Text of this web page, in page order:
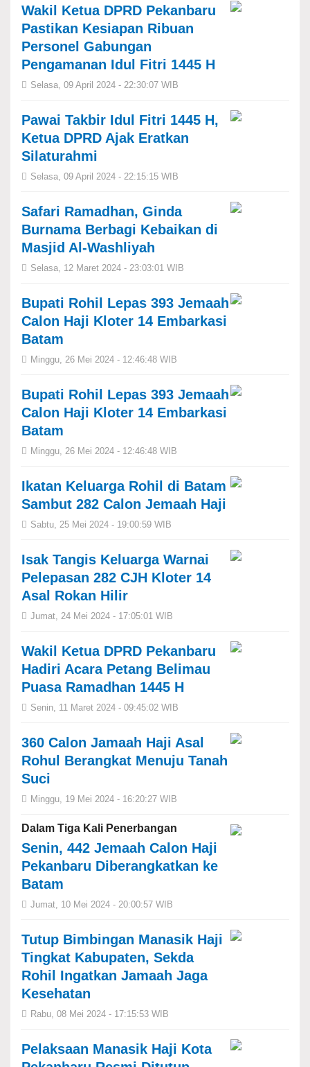
Wakil Ketua DPRD Pekanbaru
Pastikan Kesiapan Ribuan
Personel Gabungan
Pengamanan Idul Fitri 1445 H
Selasa, 09 April 2024 - 22:30:07 WIB
Pawai Takbir Idul Fitri 1445 H,
Ketua DPRD Ajak Eratkan
Silaturahmi
Selasa, 09 April 2024 - 22:15:15 WIB
Safari Ramadhan, Ginda
Burnama Berbagi Kebaikan di
Masjid Al-Washliyah
Selasa, 12 Maret 2024 - 23:03:01 WIB
Bupati Rohil Lepas 393 Jemaah
Calon Haji Kloter 14 Embarkasi
Batam
Minggu, 26 Mei 2024 - 12:46:48 WIB
Bupati Rohil Lepas 393 Jemaah
Calon Haji Kloter 14 Embarkasi
Batam
Minggu, 26 Mei 2024 - 12:46:48 WIB
Ikatan Keluarga Rohil di Batam
Sambut 282 Calon Jemaah Haji
Sabtu, 25 Mei 2024 - 19:00:59 WIB
Isak Tangis Keluarga Warnai
Pelepasan 282 CJH Kloter 14
Asal Rokan Hilir
Jumat, 24 Mei 2024 - 17:05:01 WIB
Wakil Ketua DPRD Pekanbaru
Hadiri Acara Petang Belimau
Puasa Ramadhan 1445 H
Senin, 11 Maret 2024 - 09:45:02 WIB
360 Calon Jamaah Haji Asal
Rohul Berangkat Menuju Tanah
Suci
Minggu, 19 Mei 2024 - 16:20:27 WIB
Dalam Tiga Kali Penerbangan
Senin, 442 Jemaah Calon Haji
Pekanbaru Diberangkatkan ke
Batam
Jumat, 10 Mei 2024 - 20:00:57 WIB
Tutup Bimbingan Manasik Haji
Tingkat Kabupaten, Sekda
Rohil Ingatkan Jamaah Jaga
Kesehatan
Rabu, 08 Mei 2024 - 17:15:53 WIB
Pelaksaan Manasik Haji Kota